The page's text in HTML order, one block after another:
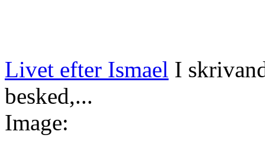
Livet efter Ismael I
besked,...
Image: